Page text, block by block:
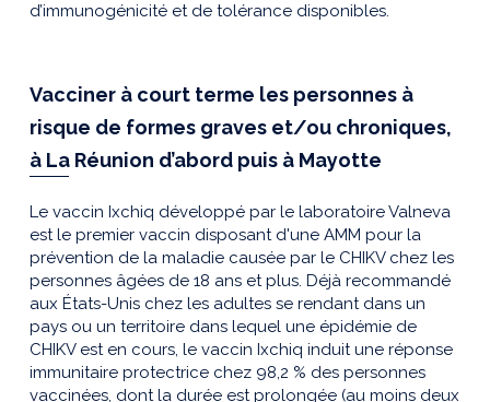
d’immunogénicité et de tolérance disponibles.
Vacciner à court terme les personnes à
risque de formes graves et/ou chroniques,
à La Réunion d’abord puis à Mayotte
Le vaccin Ixchiq développé par le laboratoire Valneva
est le premier vaccin disposant d'une AMM pour la
prévention de la maladie causée par le CHIKV chez les
personnes âgées de 18 ans et plus. Déjà recommandé
aux États-Unis chez les adultes se rendant dans un
pays ou un territoire dans lequel une épidémie de
CHIKV est en cours, le vaccin Ixchiq induit une réponse
immunitaire protectrice chez 98,2 % des personnes
vaccinées, dont la durée est prolongée (au moins deux